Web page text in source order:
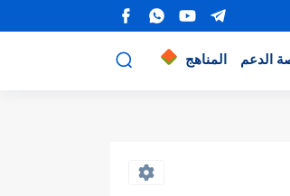
الدعم المناهج